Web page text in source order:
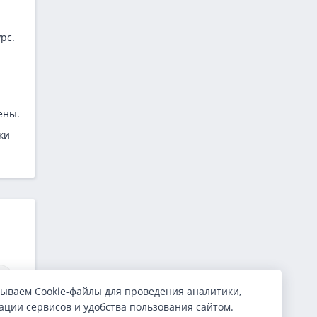
Вашего инвестора Займы Автозайма
Cookie-файлы для проведения аналитики,
сервисов и удобства пользования сайтом.